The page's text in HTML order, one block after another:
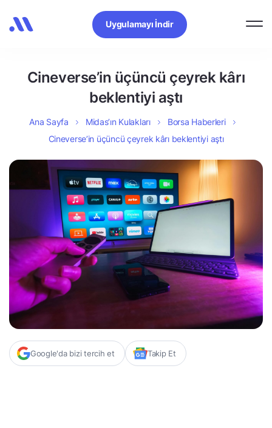
Uygulamayı İndir
Cineverse’in üçüncü çeyrek kârı
beklentiyi aştı
Ana Sayfa Midas’ın Kulakları
Borsa Haberleri
Cineverse’in üçüncü çeyrek kârı beklentiyi aştı
Google'da bizi tercih et Takip Et